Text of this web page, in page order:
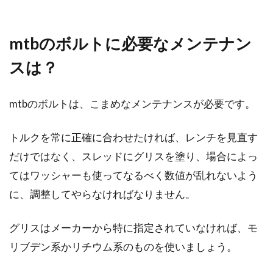
mtbのボルトに必要なメンテナン
スは？
mtbのボルトは、こまめなメンテナンスが必要です。
トルクを常に正確に合わせたければ、レンチを見直す
だけではなく、スレッドにグリスを塗り、場合によっ
てはワッシャーも使ってなるべく数値が乱れないよう
に、調整してやらなければなりません。
グリスはメーカーから特に指定されていなければ、モ
リブデン系かリチウム系のものを使いましょう。